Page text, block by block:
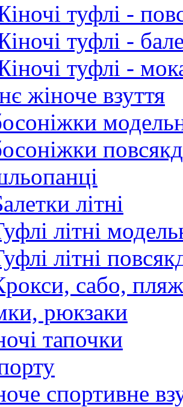
туфлі -
туфлі -
туфлі -
жіноче взуття
літні
літні
літні
сабо,
рюкзаки
тапочки
спортивне